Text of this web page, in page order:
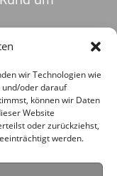
wir Technologien wie
und/oder darauf
können wir Daten
Website
oder zurückziehst,
werden.